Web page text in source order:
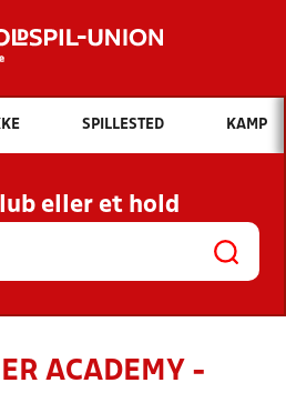
Hvad vil du søge efter?
INDHOLD OG NYHEDER
KLUBBER OG
HOLD
SPILLESTED KAMP
eller et hold
ACADEMY -